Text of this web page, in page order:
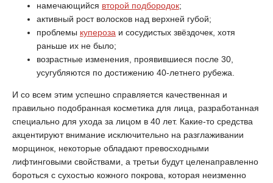
намечающийся второй подбородок;
активный рост волосков над верхней губой;
проблемы купероза и сосудистых звёздочек, хотя
раньше их не было;
возрастные изменения, проявившиеся после 30,
усугубляются по достижению 40-летнего рубежа.
И со всем этим успешно справляется качественная и
правильно подобранная косметика для лица, разработанная
специально для ухода за лицом в 40 лет. Какие-то средства
акцентируют внимание исключительно на разглаживании
морщинок, некоторые обладают превосходными
лифтинговыми свойствами, а третьи будут целенаправленно
бороться с сухостью кожного покрова, которая неизменно